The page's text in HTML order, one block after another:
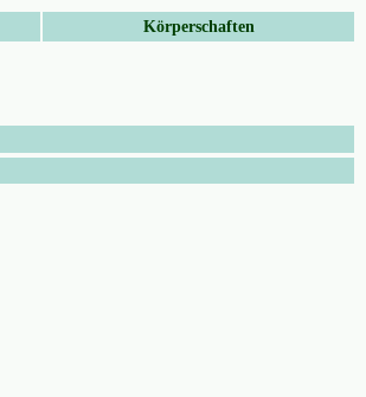
Körperschaften